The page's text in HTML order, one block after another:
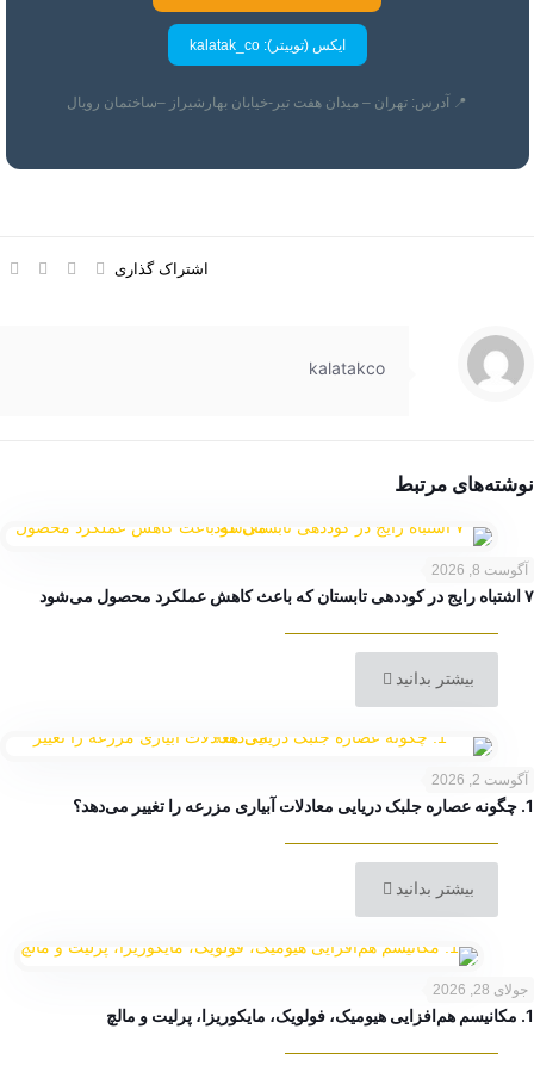
ایکس (توییتر): kalatak_co
📍 آدرس: تهران – میدان هفت تیر-خیابان بهارشیراز –ساختمان رویال
اشتراک گذاری
kalatakco
نوشته‌های مرتبط
آگوست 8, 2026
۷ اشتباه رایج در کوددهی تابستان که باعث کاهش عملکرد محصول می‌شود
بیشتر بدانید
آگوست 2, 2026
1. چگونه عصاره جلبک دریایی معادلات آبیاری مزرعه را تغییر می‌دهد؟
بیشتر بدانید
جولای 28, 2026
1. مکانیسم هم‌افزایی هیومیک، فولویک، مایکوریزا، پرلیت و مالچ